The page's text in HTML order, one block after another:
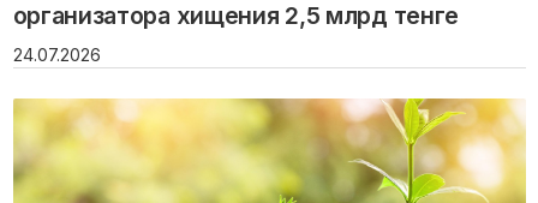
организатора хищения 2,5 млрд тенге
24.07.2026